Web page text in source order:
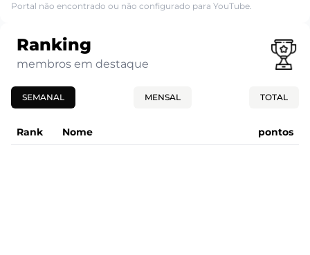
Portal não encontrado ou não configurado para YouTube.
Ranking
membros em destaque
SEMANAL MENSAL TOTAL
Rank Nome pontos